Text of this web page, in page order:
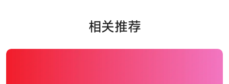
相关推荐